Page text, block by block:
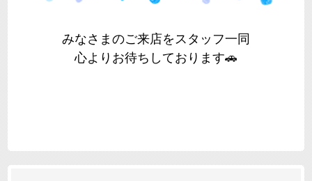
みなさまのご来店をスタッフ一同
心よりお待ちしております🚗